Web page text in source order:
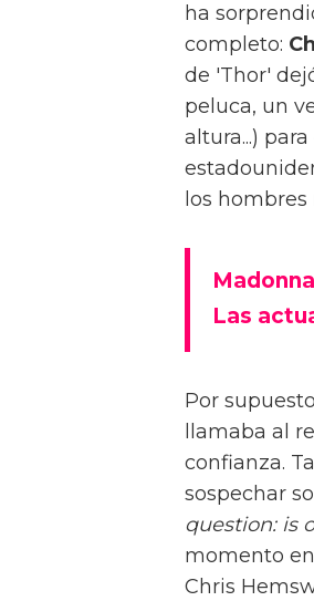
ha
completo:
de 'Thor'
peluca, un
altura...)
los
Las
Por
llamaba al
confianza.
sospechar
question: is
momento
Chris